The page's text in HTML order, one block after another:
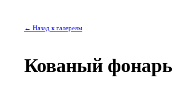
← Назад к галереям
Кованый фонарь